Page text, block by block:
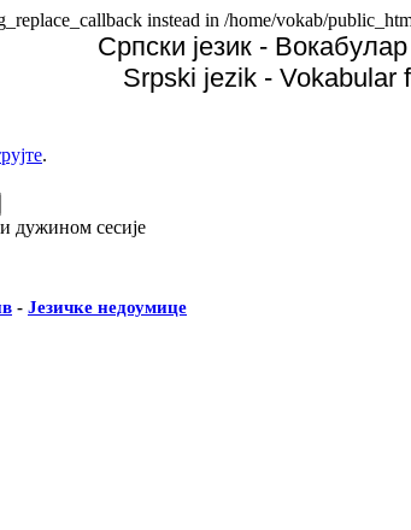
instead in /home/vokab/
Српски језик -
Srpski jezik - Vokabular
.
дужином сесије
- Језичке недоумице